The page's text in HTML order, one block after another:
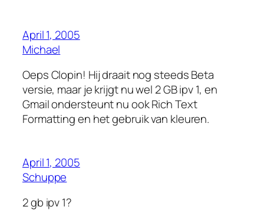
April 1, 2005
Michael
Oeps Clopin! Hij draait nog steeds Beta
versie, maar je krijgt nu wel 2 GB ipv 1, en
Gmail ondersteunt nu ook Rich Text
Formatting en het gebruik van kleuren.
April 1, 2005
Schuppe
2 gb ipv 1?